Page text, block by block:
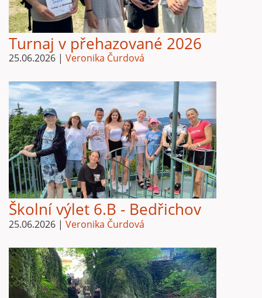
Turnaj v přehazované 2026
25.06.2026 | Veronika Čurdová
Školní výlet 6.B - Bedřichov
25.06.2026 | Veronika Čurdová